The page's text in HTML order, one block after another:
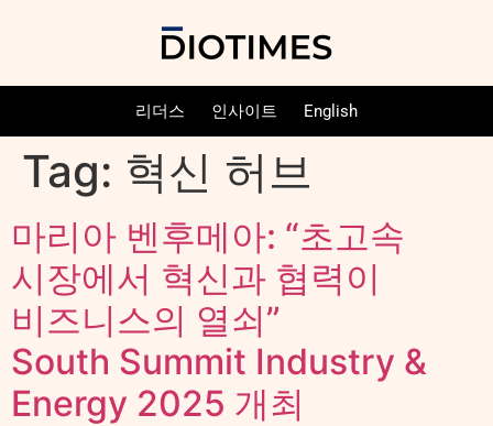
리더스 인사이트 English
Tag: 혁신 허브
마리아 벤후메아: “초고속
시장에서 혁신과 협력이
비즈니스의 열쇠”
South Summit Industry &
Energy 2025 개최